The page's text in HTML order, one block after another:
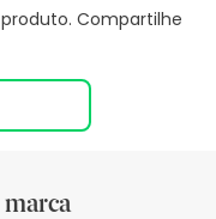
Compartilhe